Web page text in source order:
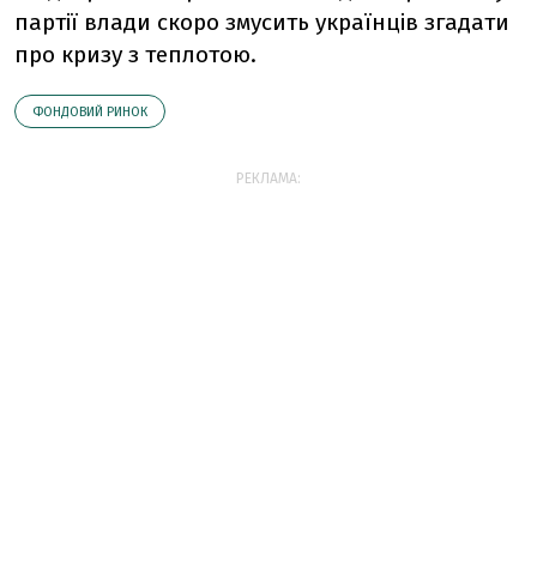
партії влади скоро змусить українців згадати
про кризу з теплотою.
ФОНДОВИЙ РИНОК
РЕКЛАМА: